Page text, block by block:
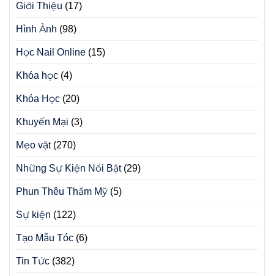
Giới Thiệu (17)
Hình Ảnh (98)
Học Nail Online (15)
Khóa học (4)
Khóa Học (20)
Khuyến Mại (3)
Mẹo vặt(270)
Những Sự Kiện Nổi Bật(29)
Phun Thêu Thẩm Mỹ (5)
Sự kiện (122)
Tạo Mẫu Tóc (6)
Tin Tức (382)